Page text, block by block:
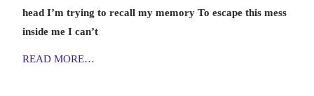
head I’m trying to recall my memory To escape this mess
inside me I can’t
READ MORE…